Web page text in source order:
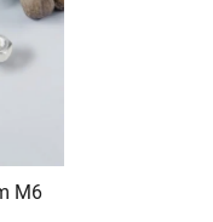
M6